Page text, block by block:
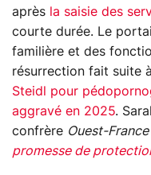
après la saisie des
courte durée. Le
familière et des
résurrection fait suite
Steidl pour
aggravé en 2025.
confrère Ouest-France
promesse de